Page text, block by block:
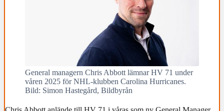
General managern Chris Abbott lämnar HV 71 under
våren 2025 för NHL-klubben Carolina Hurricanes.
Bild: Simon Hastegård, Bildbyrån